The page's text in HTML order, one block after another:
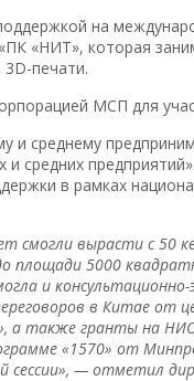
на
«НИТ», которая
печати.
МСП для
и среднему
средних
в рамках
смогли вырасти с 50
площади 5000
и
в Китае от
а также гранты на
«1570» от
сессии», — отметил